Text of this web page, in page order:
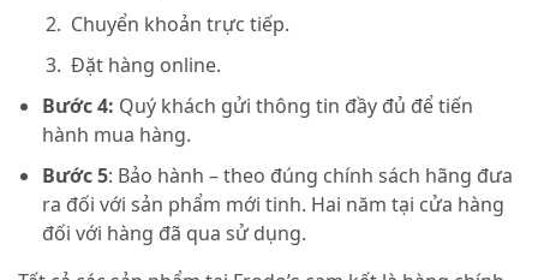
Chuyển khoản trực tiếp.
Đặt hàng online.
Bước 4: Quý khách gửi thông tin đầy đủ để tiến
hành mua hàng.
Bước 5: Bảo hành – theo đúng chính sách hãng đưa
ra đối với sản phẩm mới tinh. Hai năm tại cửa hàng
đối với hàng đã qua sử dụng.